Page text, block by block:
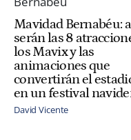
Mavidad Bernabéu:
serán las 8
los Mavix y las
animaciones que
convertirán el
en un festival
David Vicente